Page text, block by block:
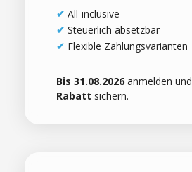
✔ All-inclusive
✔ Steuerlich absetzbar
✔ Flexible Zahlungsvarianten
Bis 31.08.2026 anmelden und
Rabatt sichern.